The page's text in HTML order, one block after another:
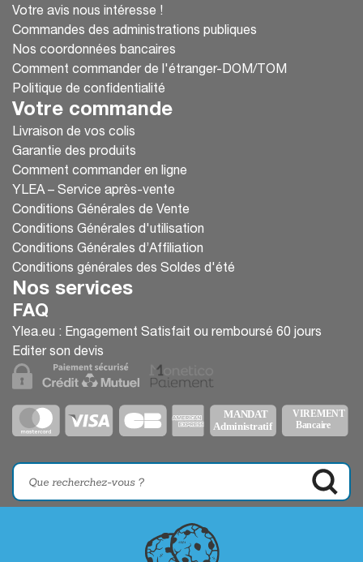
Votre avis nous intéresse !
Commandes des administrations publiques
Nos coordonnées bancaires
Comment commander de l'étranger-DOM/TOM
Politique de confidentialité
Votre commande
Livraison de vos colis
Garantie des produits
Comment commander en ligne
YLEA – Service après-vente
Conditions Générales de Vente
Conditions Générales d'utilisation
Conditions Générales d’Affiliation
Conditions générales des Soldes d'été
Nos services
FAQ
Ylea.eu : Engagement Satisfait ou remboursé 60 jours
Editer son devis